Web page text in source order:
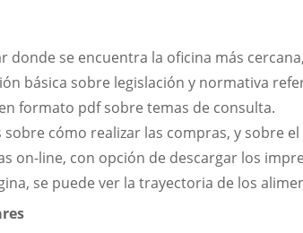
donde se encuentra la oficina más
básica sobre legislación y normativa
formato pdf sobre temas de consulta.
cómo realizar las compras, y sobre
on-line, con opción de descargar los
se puede ver la trayectoria de los